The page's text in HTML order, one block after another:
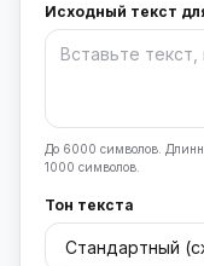
Исходный текст
До 6000 символов.
1000 символов.
Тон текста